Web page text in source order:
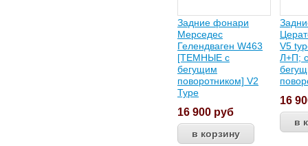
Задние фонари
Мерседес
Гелендваген W463
[ТЕМНЫЕ с
бегущим
поворотником] V2
Type
16 900 руб
V5
Л+П;
16